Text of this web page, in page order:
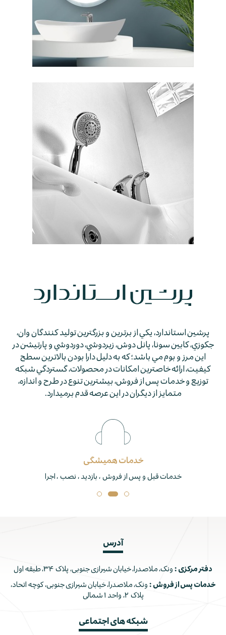
پرشين استاندارد، يكي از برترين و بزرگترين توليد كنندگان وان،
جكوزي، كابين سونا، پانل دوش، زيردوشي، دوردوشي و پارتيشن در
اين مرز و بوم مي باشد؛ كه به دليل دارا بودن بالاترين سطح
كيفيت، ارائه خاصترين امكانات در محصولات، گستردگي شبكه
توزيع و خدمات پس از فروش، بيشترين تنوع در طرح و اندازه،
متمايز از ديگران در اين عرصه قدم برمي­دارد.
خدمات همیشگی
خدمات قبل و پس از فروش ، بازدید ، نصب ، اجرا
آدرس
دفتر مرکزی : ونک، ملاصدرا، خیابان شیرازی جنوبی، پلاک ۳۴، طبقه اول
خدمات پس از فروش : ونک، ملاصدرا، خیابان شیرازی جنوبی، کوچه اتحاد،
پلاک ۲، واحد ۱ شمالی
شبکه های اجتماعی